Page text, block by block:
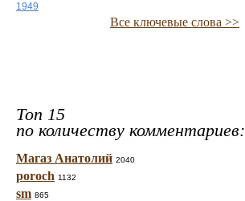
1949
Все ключевые слова >>
Топ 15
по количеству комментариев:
Магаз Анатолий 2040
poroch 1132
sm 865